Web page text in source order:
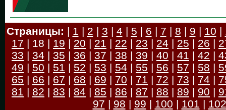
Страницы: | 1 | 2 | 3 | 4 | 5 | 6 | 7 | 8 | 9 | 10 |
17 | 18 | 19 | 20 | 21 | 22 | 23 | 24 | 25 | 26 |
33 | 34 | 35 | 36 | 37 | 38 | 39 | 40 | 41 | 42 |
49 | 50 | 51 | 52 | 53 | 54 | 55 | 56 | 57 | 58 |
65 | 66 | 67 | 68 | 69 | 70 | 71 | 72 | 73 | 74 |
81 | 82 | 83 | 84 | 85 | 86 | 87 | 88 | 89 | 90 |
97 | 98 | 99 | 100 | 101 | 102